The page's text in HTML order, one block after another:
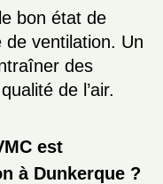
bon état de
ventilation. Un
des
de l’air.
est
à Dunkerque ?